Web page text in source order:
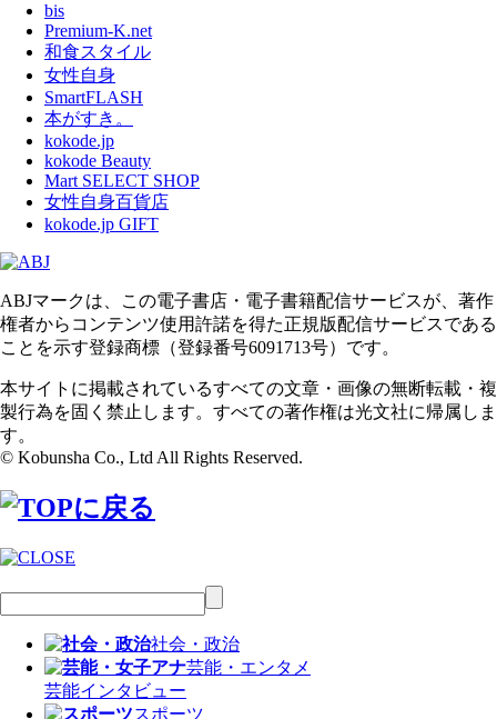
bis
Premium-K.net
和食スタイル
女性自身
SmartFLASH
本がすき。
kokode.jp
kokode Beauty
Mart SELECT SHOP
女性自身百貨店
kokode.jp GIFT
ABJマークは、この電子書店・電子書籍配信サービスが、著作
権者からコンテンツ使用許諾を得た正規版配信サービスである
ことを示す登録商標（登録番号6091713号）です。
本サイトに掲載されているすべての文章・画像の無断転載・複
製行為を固く禁止します。すべての著作権は光文社に帰属しま
す。
© Kobunsha Co., Ltd All Rights Reserved.
社会・政治
芸能・エンタメ
芸能インタビュー
スポーツ